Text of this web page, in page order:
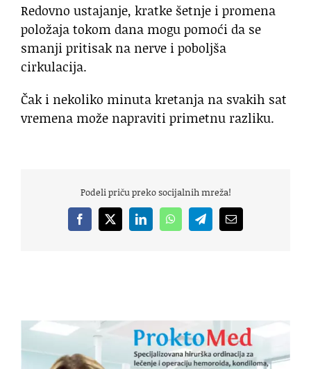
Redovno ustajanje, kratke šetnje i promena
položaja tokom dana mogu pomoći da se
smanji pritisak na nerve i poboljša
cirkulacija.
Čak i nekoliko minuta kretanja na svakih sat
vremena može napraviti primetnu razliku.
Podeli priču preko socijalnih mreža!
Facebook
X LinkedInWhatsAppTelegramEmail